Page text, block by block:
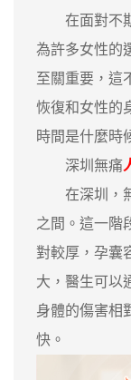
在面對不期
為許多女性的
至關重要，這
恢復和女性的
時間是什麼時
深圳無痛
在深圳，無
之間。這一階
對較厚，孕囊
大，醫生可以
身體的傷害相
快。